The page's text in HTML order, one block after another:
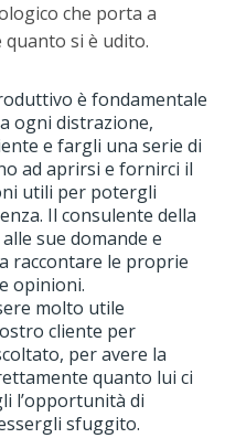
che porta a
si è udito.
è fondamentale
ogni distrazione,
e fargli una serie di
ad aprirsi e fornirci il
utili per potergli
Il consulente della
sue domande e
raccontare le proprie
opinioni.
molto utile
cliente per
per avere la
quanto lui ci
l’opportunità di
sfuggito.